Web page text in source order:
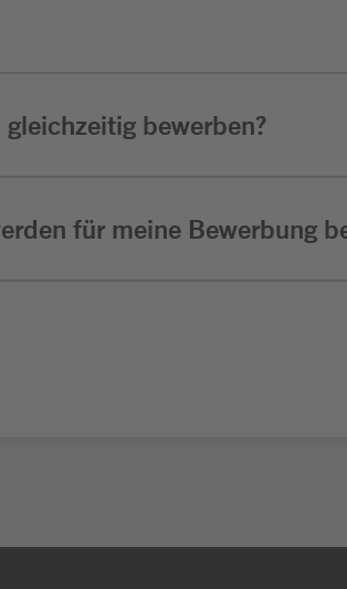
bewerben?
für meine Bewerbung